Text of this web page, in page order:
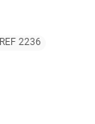
REF 2236